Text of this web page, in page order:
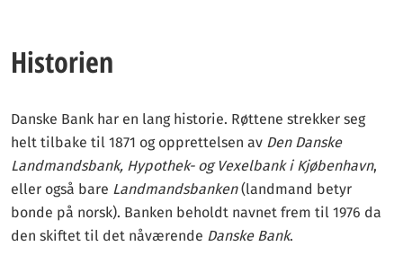
nødvendig informasjon slik at du kan ta kloke valg som passer
din økonomi.
Med våre strenge redaksjonelle retningslinjer kan våre lesere
være trygge på at vi gir dem god og sann informasjon.
Historien
Danske Bank har en lang historie. Røttene strekker seg
helt tilbake til 1871 og opprettelsen av Den Danske
Landmandsbank, Hypothek- og Vexelbank i Kjøbenhavn,
eller også bare Landmandsbanken(landmand betyr
bonde på norsk). Banken beholdt navnet frem til 1976 da
den skiftet til det nåværende Danske Bank.